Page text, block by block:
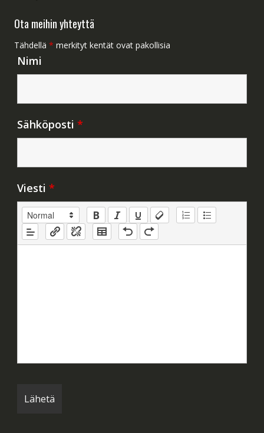
Ota meihin yhteyttä
Tähdellä * merkityt kentät ovat pakollisia
Nimi
Sähköposti *
Viesti *